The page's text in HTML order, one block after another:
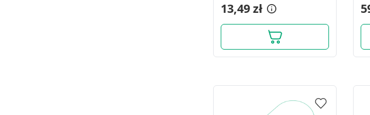
13,49 zł